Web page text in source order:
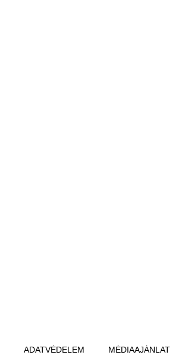
ADATVÉDELEM MÉDIAAJÁNLAT